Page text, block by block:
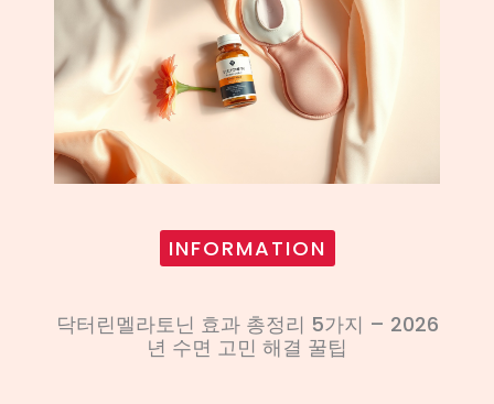
INFORMATION
닥터린멜라토닌 효과 총정리 5가지 – 2026
년 수면 고민 해결 꿀팁